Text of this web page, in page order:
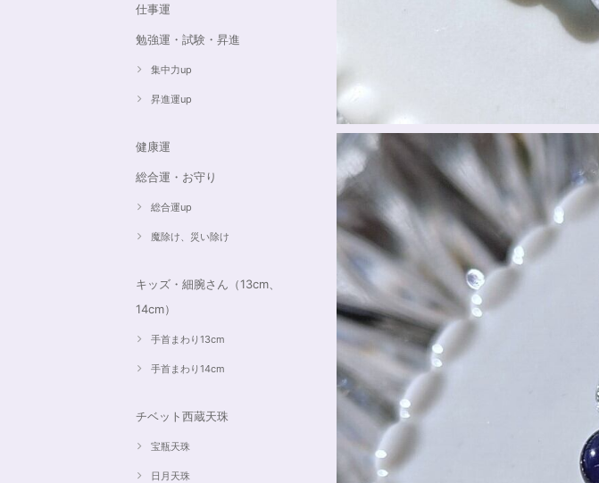
仕事運
勉強運・試験・昇進
集中力up
昇進運up
健康運
総合運・お守り
総合運up
魔除け、災い除け
キッズ・細腕さん（13cm、
14cm）
手首まわり13cm
手首まわり14cm
チベット西蔵天珠
宝瓶天珠
日月天珠